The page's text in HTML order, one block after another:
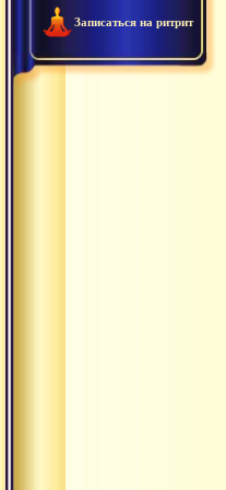
Записаться на ритрит